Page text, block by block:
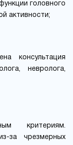
головного
активности;
консультация
невролога,
критериям.
за чрезмерных